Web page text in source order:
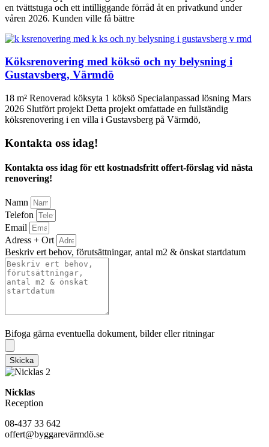
en tvättstuga och ett intilliggande förråd åt en privatkund under
våren 2026. Kunden ville få bättre
Köksrenovering med köksö och ny belysning i
Gustavsberg, Värmdö
18 m² Renoverad köksyta 1 köksö Specialanpassad lösning Mars
2026 Slutfört projekt Detta projekt omfattade en fullständig
köksrenovering i en villa i Gustavsberg på Värmdö,
Kontakta oss idag!
Kontakta oss idag för ett kostnadsfritt offert-förslag vid nästa
renovering!
Namn
Telefon
Email
Adress + Ort
Beskriv ert behov, förutsättningar, antal m2 & önskat startdatum
Bifoga gärna eventuella dokument, bilder eller ritningar
Skicka
Nicklas
Reception
08-437 33 642
offert@byggarevärmdö.se